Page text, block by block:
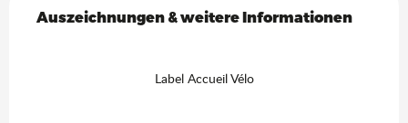
Auszeichnungen & weitere Informationen
Auszeichnungen & weitere Informationen
Label Accueil Vélo